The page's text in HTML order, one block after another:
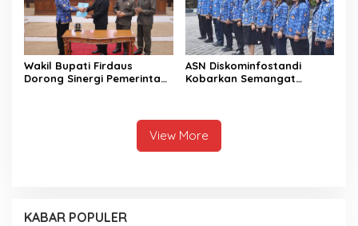
Wakil Bupati Firdaus
Dorong Sinergi Pemerintah
ASN Diskominfostandi
Kobarkan Semangat
View More
KABAR POPULER